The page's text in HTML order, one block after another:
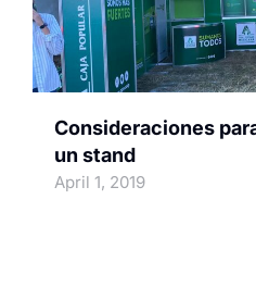
Consideraciones
un stand
April 1, 2019